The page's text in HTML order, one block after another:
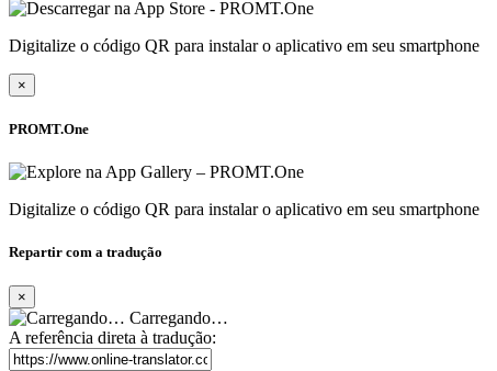
Digitalize o código QR para instalar o aplicativo em seu smartphone
×
PROMT.One
Digitalize o código QR para instalar o aplicativo em seu smartphone
Repartir com a tradução
×
Carregando…
A referência direta à tradução: